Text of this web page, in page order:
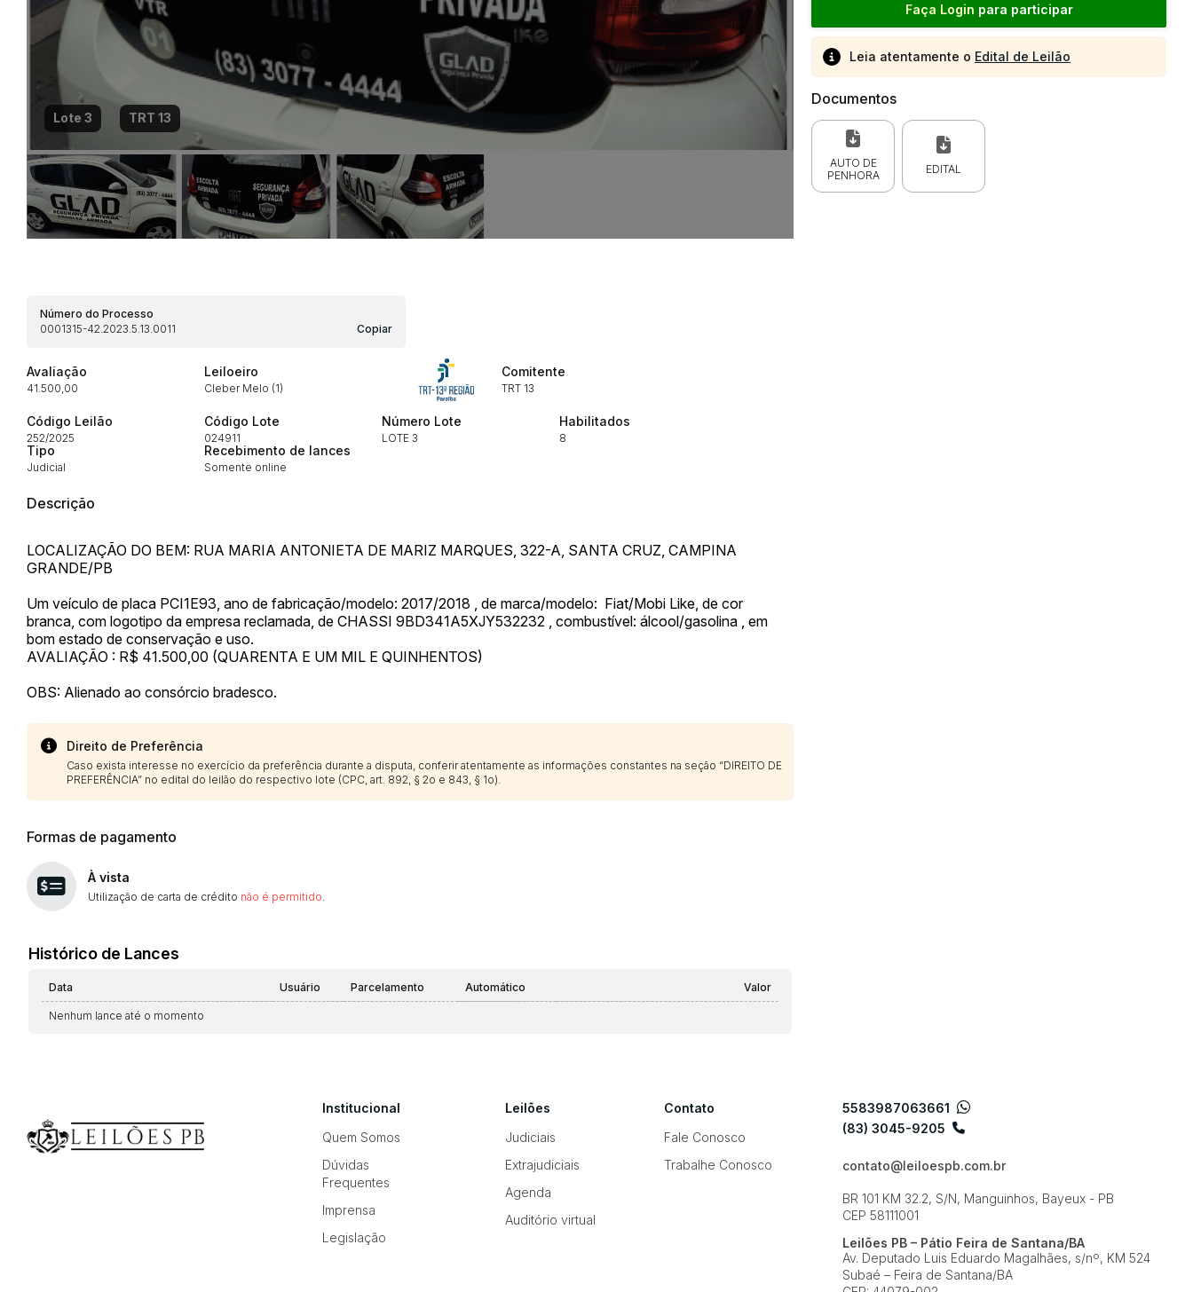
Lote 3 TRT 13
Faça Login para participar
Leia atentamente o Edital de Leilão
Documentos
AUTO DE
PENHORA
EDITAL
Número do Processo
0001315-42.2023.5.13.0011
Copiar
Avaliação
41.500,00
Leiloeiro
Cleber Melo (1)
Comitente
TRT 13
Código Leilão
252/2025
Código Lote
024911
Número Lote
LOTE 3
Habilitados
8
Tipo
Judicial
Recebimento de lances
Somente online
Descrição
LOCALIZAÇÃO DO BEM: RUA MARIA ANTONIETA DE MARIZ MARQUES, 322-A, SANTA CRUZ, CAMPINA
GRANDE/PB
Um veículo de placa PCI1E93, ano de fabricação/modelo: 2017/2018 , de marca/modelo: Fiat/Mobi Like, de cor
branca, com logotipo da empresa reclamada, de CHASSI 9BD341A5XJY532232 , combustível: álcool/gasolina , em
bom estado de conservação e uso.
AVALIAÇÃO : R$ 41.500,00 (QUARENTA E UM MIL E QUINHENTOS)
OBS: Alienado ao consórcio bradesco.
Direito de Preferência
Caso exista interesse no exercício da preferência durante a disputa, conferir atentamente as informações constantes na seção “DIREITO DE
PREFERÊNCIA” no edital do leilão do respectivo lote (CPC, art. 892, § 2o e 843, § 1o).
Formas de pagamento
À vista
Utilização de carta de crédito não é permitido.
Histórico de Lances
Data Usuário Parcelamento Automático Valor
Nenhum lance até o momento
Envie sua Proposta
Data
14/04/2025 18:43:11Clique aqui para fazer login
Habilite-se para efetuar lances ou propostas
Institucional
Quem Somos
Dúvidas
Frequentes
Imprensa
Legislação
Leilões
Judiciais
Extrajudiciais
Agenda
Auditório virtual
Contato
Fale Conosco
Trabalhe Conosco
5583987063661
(83) 3045-9205
contato@leiloespb.com.br
BR 101 KM 32.2, S/N, Manguinhos, Bayeux - PB
CEP 58111001
Leilões PB – Pátio Feira de Santana/BA
Av. Deputado Luis Eduardo Magalhães, s/nº, KM 524
Subaé – Feira de Santana/BA